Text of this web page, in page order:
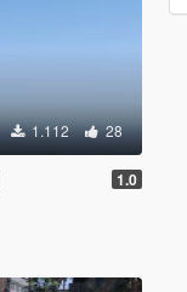
1.112 28
1.0